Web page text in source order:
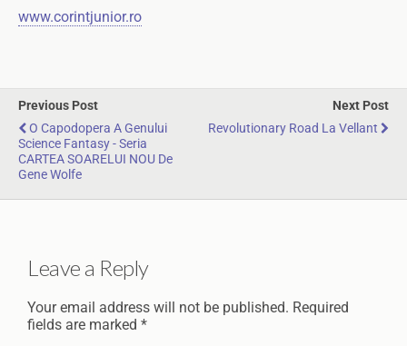
www.corintjunior.ro
Previous Post
O Capodopera A Genului
Science Fantasy - Seria
CARTEA SOARELUI NOU De
Gene Wolfe
Next Post
Revolutionary Road La Vellant
Leave a Reply
Your email address will not be published. Required
fields are marked *